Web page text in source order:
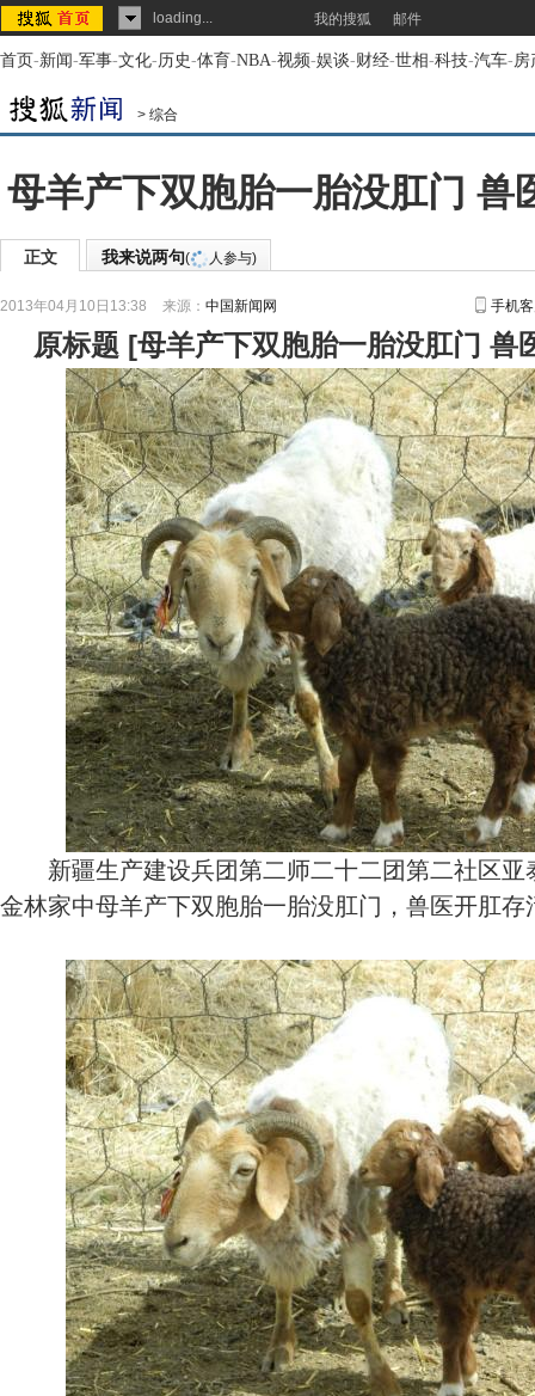
loading... 我的搜狐 邮件
首页-新闻-军事-文化-历史-体育-NBA-视频-娱谈-财经-世相-科技-汽车-房
> 综合
母羊产下双胞胎一胎没肛门 兽
正文 我来说两句( 人参与)
2013年04月10日13:38 来源： 中国新闻网 手机
原标题 [母羊产下双胞胎一胎没肛门 兽
新疆生产建设兵团第二师二十二团第二社区亚
金林家中母羊产下双胞胎一胎没肛门，兽医开